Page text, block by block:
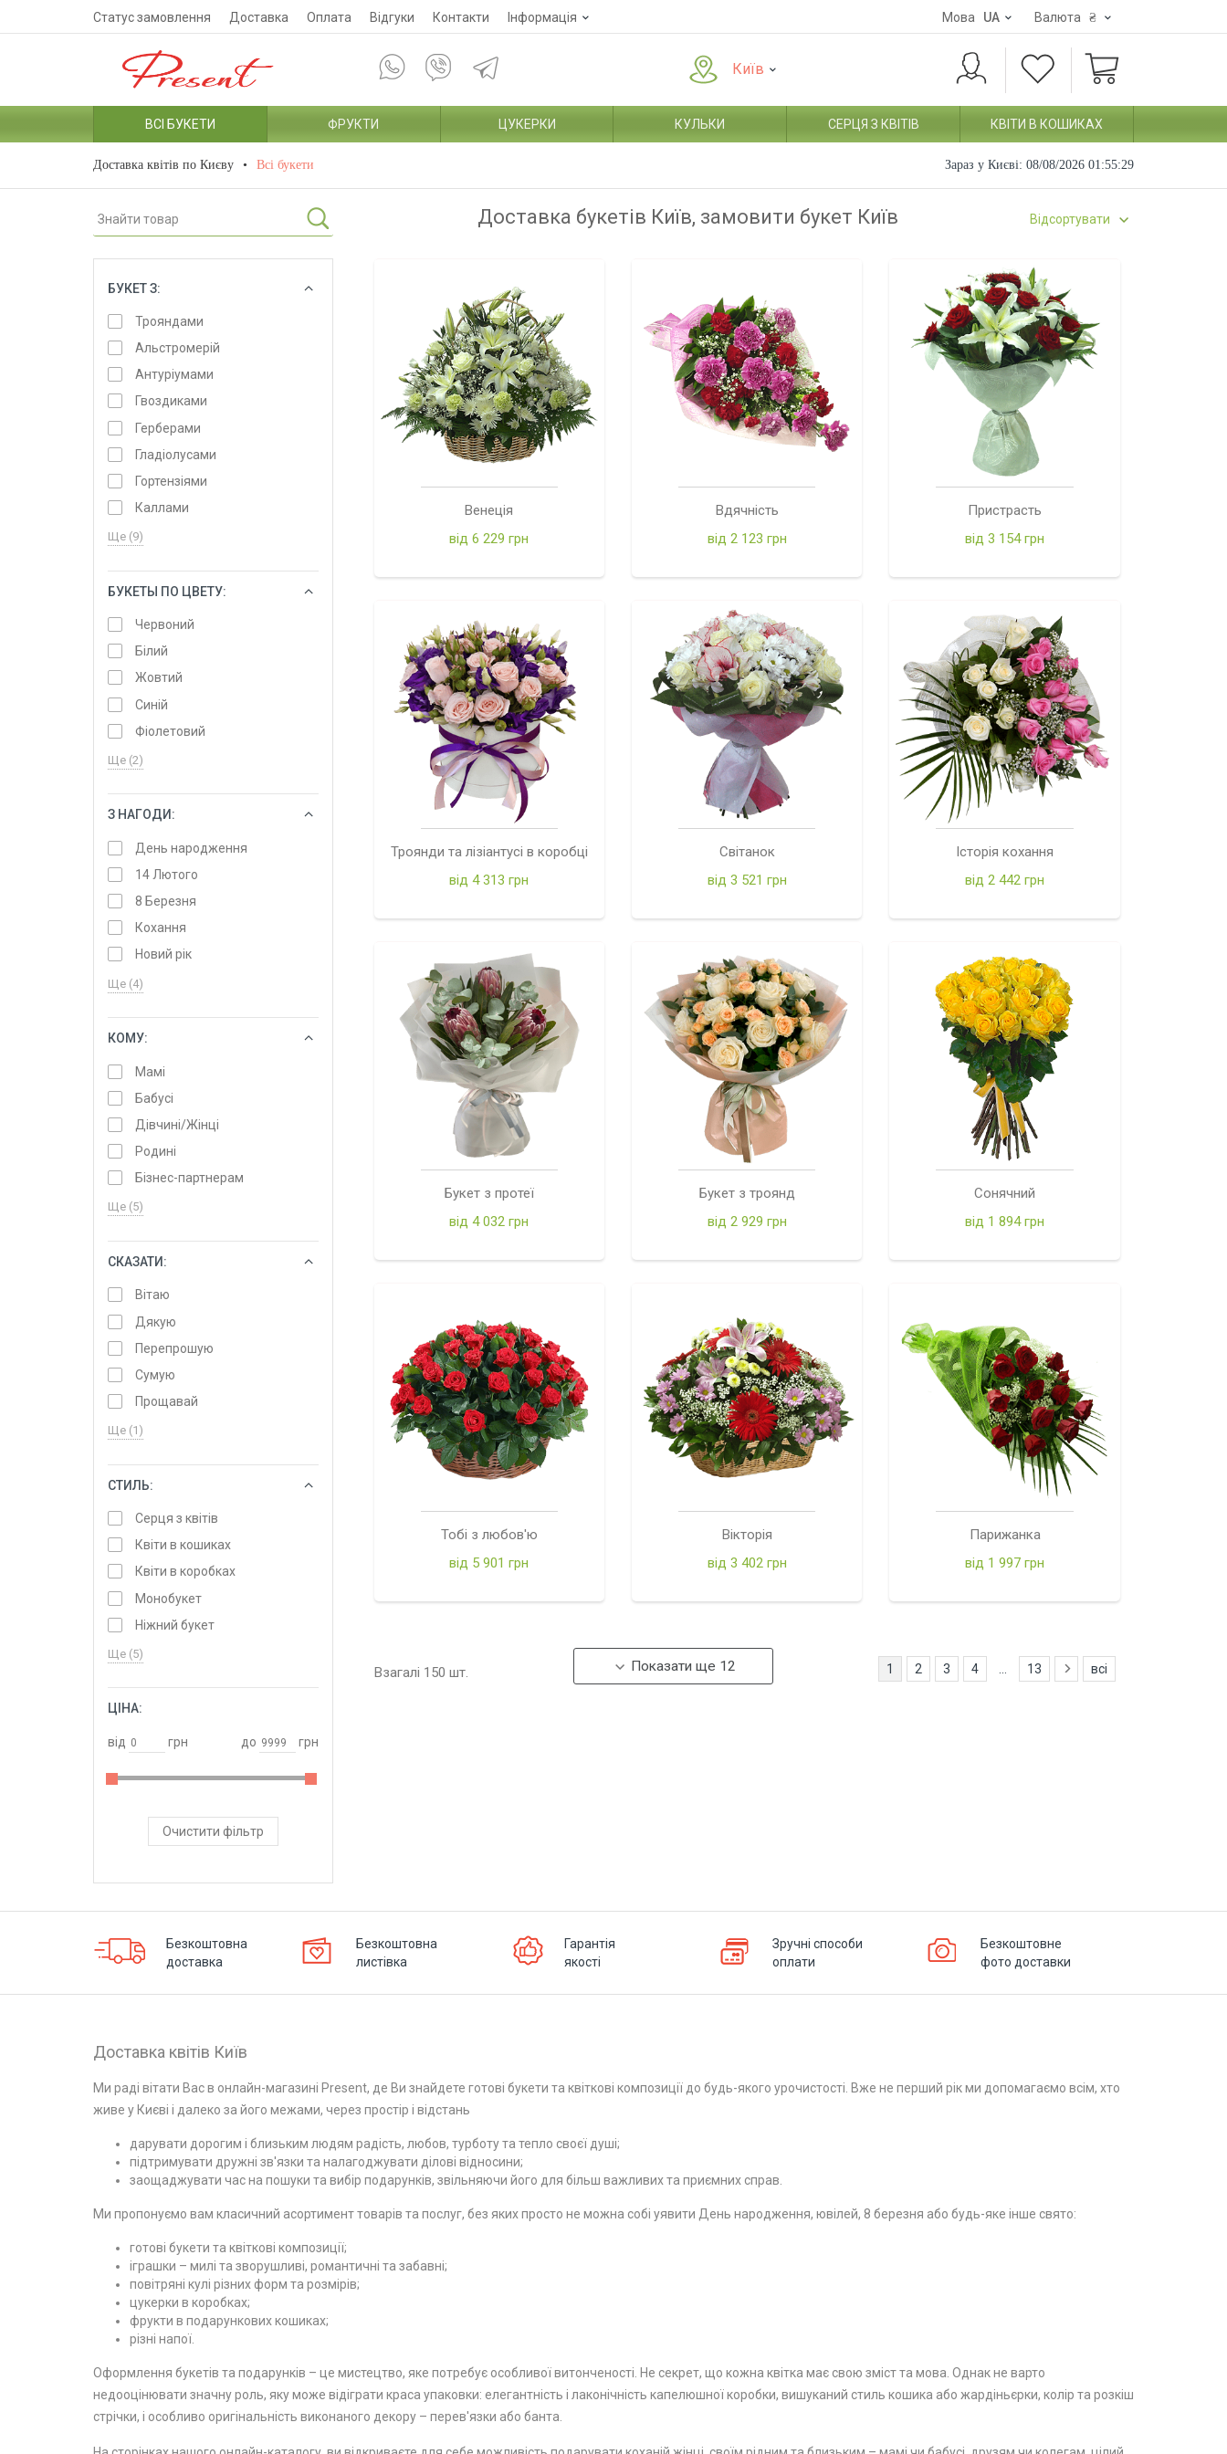
Статус замовлення Доставка Оплата Відгуки Контакти Інформація Мова UA Валюта ₴
Київ
ВСІ БУКЕТИ ФРУКТИ ЦУКЕРКИ КУЛЬКИ СЕРЦЯ З КВІТІВ КВІТИ В КОШИКАХ
Доставка квітів по Києву Всі букети Зараз у Києві: 08/08/2026 01:55:29
БУКЕТ З:
Трояндами
Альстромерій
Антуріумами
Гвоздиками
Герберами
Гладіолусами
Гортензіями
Каллами
Ще (9)
БУКЕТЫ ПО ЦВЕТУ:
Червоний
Білий
Жовтий
Синій
Фіолетовий
Ще (2)
З НАГОДИ:
День народження
14 Лютого
8 Березня
Кохання
Новий рік
Ще (4)
КОМУ:
Мамі
Бабусі
Дівчині/Жінці
Родині
Бізнес-партнерам
Ще (5)
СКАЗАТИ:
Вітаю
Дякую
Перепрошую
Сумую
Прощавай
Ще (1)
СТИЛЬ:
Серця з квітів
Квіти в кошиках
Квіти в коробках
Монобукет
Ніжний букет
Ще (5)
ЦІНА:
від грн до грн
Очистити фільтр
Доставка букетів Київ, замовити букет Київ Відсортувати
Венеція
від 6 229 грн
Вдячність
від 2 123 грн
Пристрасть
від 3 154 грн
Троянди та лізіантусі в коробці
від 4 313 грн
Світанок
від 3 521 грн
Історія кохання
від 2 442 грн
Букет з протеї
від 4 032 грн
Букет з троянд
від 2 929 грн
Сонячний
від 1 894 грн
Тобі з любов'ю
від 5 901 грн
Вікторія
від 3 402 грн
Парижанка
від 1 997 грн
Взагалі 150 шт. Показати ще 12 1 2 3 4 13 всі
Безкоштовна
доставка
Безкоштовна
листівка
Гарантія
якості
Зручні способи
оплати
Безкоштовне
фото доставки
Доставка квітів Київ
Ми раді вітати Вас в онлайн-магазині Present, де Ви знайдете готові букети та квіткові композиції до будь-якого урочистості. Вже не перший рік ми допомагаємо всім, хто
живе у Києві і далеко за його межами, через простір і відстань
дарувати дорогим і близьким людям радість, любов, турботу та тепло своєї душі;
підтримувати дружні зв'язки та налагоджувати ділові відносини;
заощаджувати час на пошуки та вибір подарунків, звільняючи його для більш важливих та приємних справ.
Ми пропонуємо вам класичний асортимент товарів та послуг, без яких просто не можна собі уявити День народження, ювілей, 8 березня або будь-яке інше свято:
готові букети та квіткові композиції;
іграшки – милі та зворушливі, романтичні та забавні;
повітряні кулі різних форм та розмірів;
цукерки в коробках;
фрукти в подарункових кошиках;
різні напої.
Оформлення букетів та подарунків – це мистецтво, яке потребує особливої ​​витонченості. Не секрет, що кожна квітка має свою зміст та мова. Однак не варто
недооцінювати значну роль, яку може відіграти краса упаковки: елегантність і лаконічність капелюшної коробки, вишуканий стиль кошика або жардіньєрки, колір та розкіш
стрічки, і особливо оригінальність виконаного декору – перев'язки або банта.